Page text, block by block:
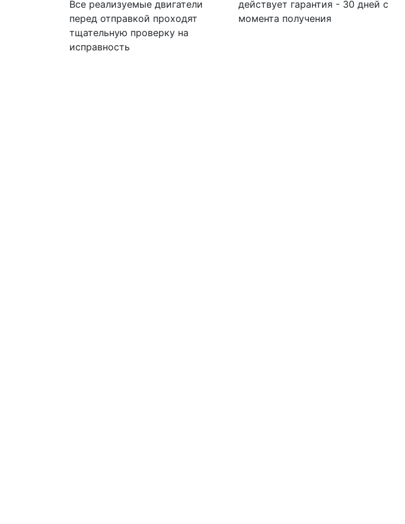
Все реализуемые двигатели
перед отправкой проходят
тщательную проверку на
исправность
действует гарантия - 30 дней с
момента получения